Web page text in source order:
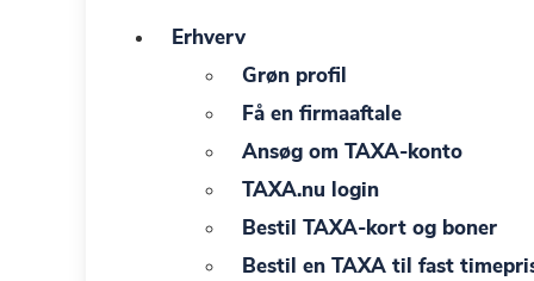
Erhverv
Grøn profil
Få en firmaaftale
Ansøg om TAXA-konto
TAXA.nu login
Bestil TAXA-kort og boner
Bestil en TAXA til fast